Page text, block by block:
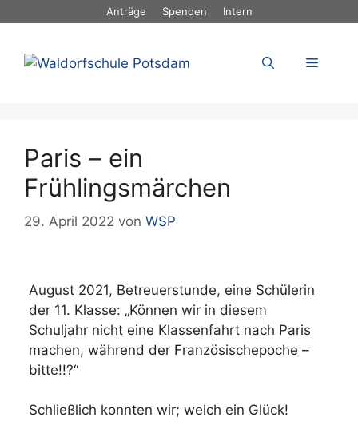
Anträge Spenden Intern
Menü
Paris – ein
Frühlingsmärchen
29. April 2022 von WSP
August 2021, Betreuerstunde, eine Schülerin
der 11. Klasse: „Können wir in diesem
Schuljahr nicht eine Klassenfahrt nach Paris
machen, während der Französischepoche –
bitte!!?“
Schließlich konnten wir; welch ein Glück!